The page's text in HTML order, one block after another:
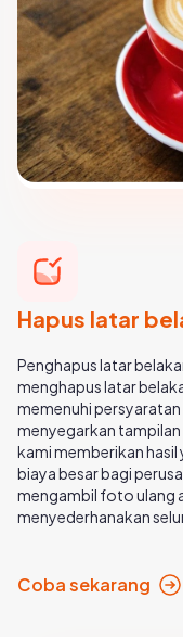
Hapus latar
Penghapus latar
menghapus latar
memenuhi
menyegarkan
kami memberikan
biaya besar bagi
mengambil foto ulang
menyederhanakan
Coba sekarang